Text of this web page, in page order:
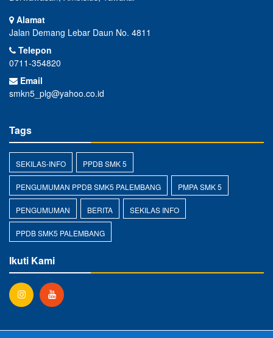
Alamat
Jalan Demang Lebar Daun No. 4811
Telepon
0711-354820
Email
smkn5_plg@yahoo.co.id
Tags
SEKILAS-INFO PPDB SMK 5
PENGUMUMAN PPDB SMK5 PALEMBANG PMPA SMK 5
PENGUMUMAN BERITA SEKILAS INFO
PPDB SMK5 PALEMBANG
Ikuti Kami